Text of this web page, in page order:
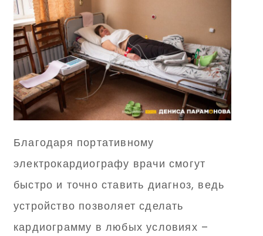
Благодаря портативному
электрокардиографу врачи смогут
быстро и точно ставить диагноз, ведь
устройство позволяет сделать
кардиограмму в любых условиях –